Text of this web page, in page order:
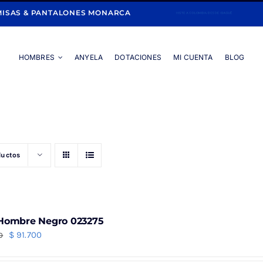
& PANTALONES MONARCA
HOMBRES ANYELA DOTACIONES MI CUENTA BLOG
Negro 023275
El
$91.700